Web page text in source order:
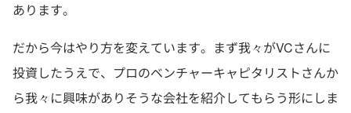
あります。
だから今はやり方を変えています。まず我々がVCさんに
投資したうえで、プロのベンチャーキャピタリストさんか
ら我々に興味がありそうな会社を紹介してもらう形にしま